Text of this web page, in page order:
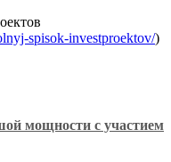
spisok-investproektov/)
мощности с участием